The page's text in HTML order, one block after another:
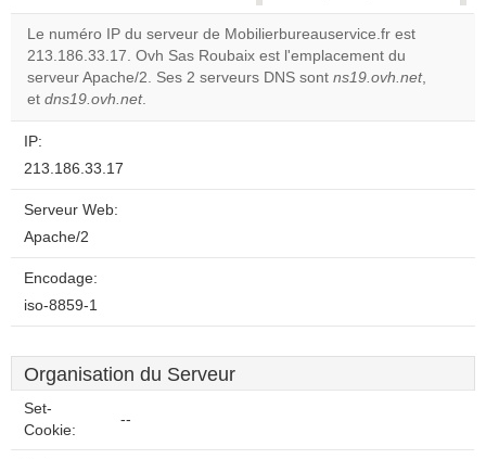
correctly.
Do you
own this
OK
Le numéro IP du serveur de Mobilierbureauservice.fr est
213.186.33.17. Ovh Sas Roubaix est l'emplacement du
serveur Apache/2. Ses 2 serveurs DNS sont ns19.ovh.net,
et dns19.ovh.net.
IP:
213.186.33.17
Serveur Web:
Apache/2
Encodage:
iso-8859-1
Organisation du Serveur
Set-
Cookie:
--